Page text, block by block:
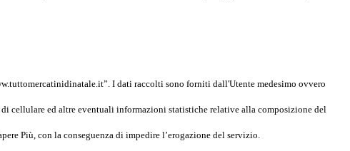
I dati raccolti sono forniti dall'Utente medesimo ovvero
cellulare ed altre eventuali informazioni statistiche relative alla composizione del
Più, con la conseguenza di impedire l’erogazione del servizio.